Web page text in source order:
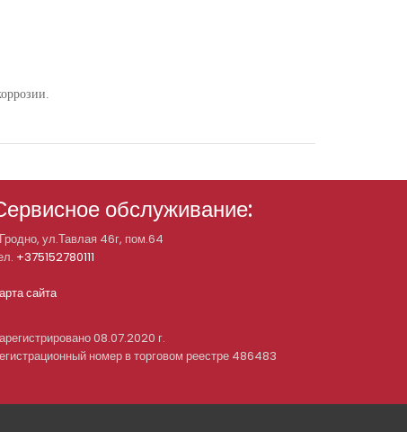
обслуживание:
ул.Тавлая 46г, пом.64
+375152780111
сайта
08.07.2020 г.
номер в торговом реестре 486483